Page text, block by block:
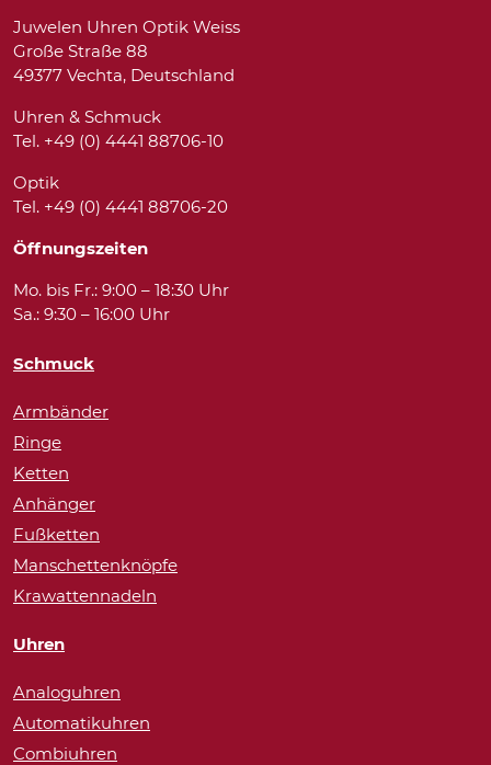
Juwelen Uhren Optik Weiss
Große Straße 88
49377 Vechta, Deutschland
Uhren & Schmuck
Tel. +49 (0) 4441 88706-10
Optik
Tel. +49 (0) 4441 88706-20
Öffnungszeiten
Mo. bis Fr.: 9:00 – 18:30 Uhr
Sa.: 9:30 – 16:00 Uhr
Schmuck
Armbänder
Ringe
Ketten
Anhänger
Fußketten
Manschettenknöpfe
Krawattennadeln
Uhren
Analoguhren
Automatikuhren
Combiuhren